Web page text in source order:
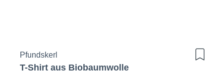
Pfundskerl
T-Shirt aus Biobaumwolle